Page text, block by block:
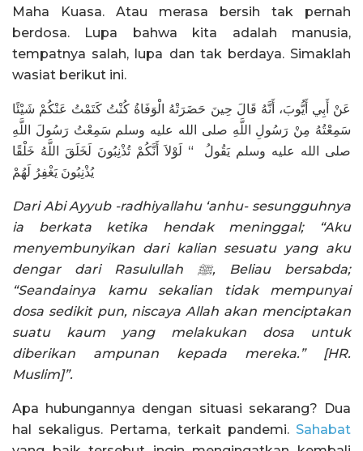
Maha Kuasa. Atau merasa bersih tak pernah
berdosa. Lupa bahwa kita adalah manusia,
tempatnya salah, lupa dan tak berdaya. Simaklah
wasiat berikut ini.
عَنْ أَبِي أَيُّوبَ، أَنَّهُ قَالَ حِينَ حَضَرَتْهُ الْوَفَاةُ كُنْتُ كَتَمْتُ عَنْكُمْ شَيْئًا
سَمِعْتُهُ مِنْ رَسُولِ اللَّهِ صلى الله عليه وسلم سَمِعْتُ رَسُولَ اللَّهِ
صلى الله عليه وسلم يَقُولُ ‏ “‏ لَوْلاَ أَنَّكُمْ تُذْنِبُونَ لَخَلَقَ اللَّهُ خَلْقًا
يُذْنِبُونَ يَغْفِرُ لَهُمْ
Dari Abi Ayyub -radhiyallahu ‘anhu- sesungguhnya
ia berkata ketika hendak meninggal; “Aku
menyembunyikan dari kalian sesuatu yang aku
dengar dari Rasulullah ﷺ, Beliau bersabda;
“Seandainya kamu sekalian tidak mempunyai
dosa sedikit pun, niscaya Allah akan menciptakan
suatu kaum yang melakukan dosa untuk
diberikan ampunan kepada mereka.” [HR.
Muslim]”.
Apa hubungannya dengan situasi sekarang? Dua
hal sekaligus. Pertama, terkait pandemi. Sahabat